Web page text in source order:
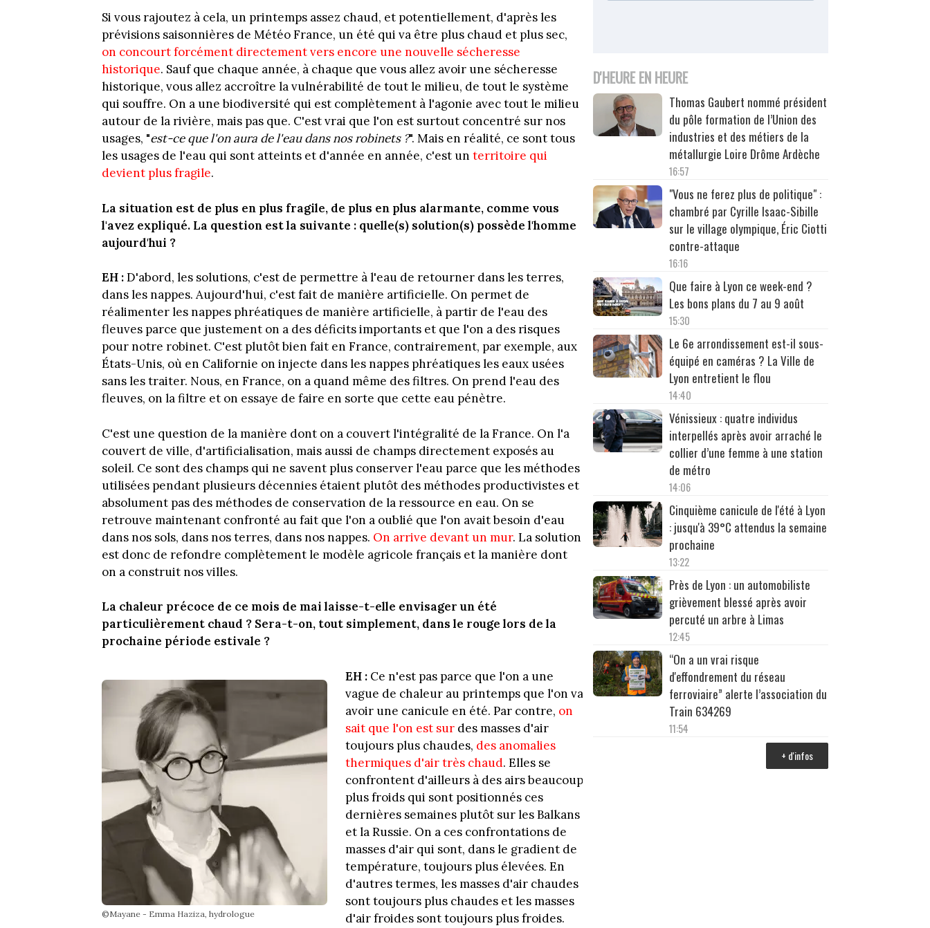
Si vous rajoutez à cela, un printemps assez chaud, et potentiellement, d'après les
prévisions saisonnières de Météo France, un été qui va être plus chaud et plus sec,
on concourt forcément directement vers encore une nouvelle sécheresse
historique. Sauf que chaque année, à chaque que vous allez avoir une sécheresse
historique, vous allez accroître la vulnérabilité de tout le milieu, de tout le système
qui souffre. On a une biodiversité qui est complètement à l'agonie avec tout le milieu
autour de la rivière, mais pas que. C'est vrai que l'on est surtout concentré sur nos
usages, "est-ce que l'on aura de l'eau dans nos robinets ?". Mais en réalité, ce sont tous
les usages de l'eau qui sont atteints et d'année en année, c'est un territoire qui
devient plus fragile.
La situation est de plus en plus fragile, de plus en plus alarmante, comme vous
l'avez expliqué. La question est la suivante : quelle(s) solution(s) possède l'homme
aujourd'hui ?
EH :D'abord, les solutions, c'est de permettre à l'eau de retourner dans les terres,
dans les nappes. Aujourd'hui, c'est fait de manière artificielle. On permet de
réalimenter les nappes phréatiques de manière artificielle, à partir de l'eau des
fleuves parce que justement on a des déficits importants et que l'on a des risques
pour notre robinet. C'est plutôt bien fait en France, contrairement, par exemple, aux
États-Unis, où en Californie on injecte dans les nappes phréatiques les eaux usées
sans les traiter. Nous, en France, on a quand même des filtres. On prend l'eau des
fleuves, on la filtre et on essaye de faire en sorte que cette eau pénètre.
C'est une question de la manière dont on a couvert l'intégralité de la France. On l'a
couvert de ville, d'artificialisation, mais aussi de champs directement exposés au
soleil. Ce sont des champs qui ne savent plus conserver l'eau parce que les méthodes
utilisées pendant plusieurs décennies étaient plutôt des méthodes productivistes et
absolument pas des méthodes de conservation de la ressource en eau. On se
retrouve maintenant confronté au fait que l'on a oublié que l'on avait besoin d'eau
dans nos sols, dans nos terres, dans nos nappes. On arrive devant un mur. La solution
est donc de refondre complètement le modèle agricole français et la manière dont
on a construit nos villes.
La chaleur précoce de ce mois de mai laisse-t-elle envisager un été
particulièrement chaud ? Sera-t-on, tout simplement, dans le rouge lors de la
prochaine période estivale ?
©Mayane - Emma Haziza, hydrologue
EH : Ce n'est pas parce que l'on a une
vague de chaleur au printemps que l'on va
avoir une canicule en été. Par contre, on
sait que l'on est surdes masses d'air
toujours plus chaudes, des anomalies
thermiques d'air très chaud. Elles se
confrontent d'ailleurs à des airs beaucoup
plus froids qui sont positionnés ces
dernières semaines plutôt sur les Balkans
et la Russie. On a ces confrontations de
masses d'air qui sont, dans le gradient de
température, toujours plus élevées. En
d'autres termes, les masses d'air chaudes
sont toujours plus chaudes et les masses
d'air froides sont toujours plus froides.
D'HEURE EN HEURE
Thomas Gaubert nommé président
du pôle formation de l’Union des
industries et des métiers de la
métallurgie Loire Drôme Ardèche
16:57
"Vous ne ferez plus de politique" :
chambré par Cyrille Isaac-Sibille
sur le village olympique, Éric Ciotti
contre-attaque
16:16
Que faire à Lyon ce week-end ?
Les bons plans du 7 au 9 août
15:30
Le 6e arrondissement est-il sous-
équipé en caméras ? La Ville de
Lyon entretient le flou
14:40
Vénissieux : quatre individus
interpellés après avoir arraché le
collier d’une femme à une station
de métro
14:06
Cinquième canicule de l'été à Lyon
: jusqu'à 39°C attendus la semaine
prochaine
13:22
Près de Lyon : un automobiliste
grièvement blessé après avoir
percuté un arbre à Limas
12:45
“On a un vrai risque
d'effondrement du réseau
ferroviaire” alerte l’association du
Train 634269
11:54
+ d'infos